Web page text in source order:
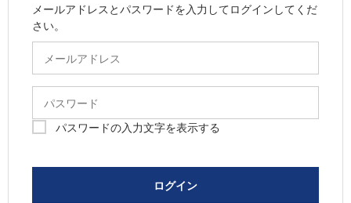
メールアドレスとパスワードを入力してログインしてくだ
さい。
パスワードの入力文字を表示する